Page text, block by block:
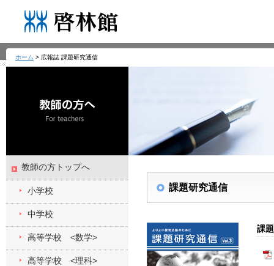
ホーム > 広報誌 課題研究通信
課題研究通信
課
教師の方トップへ
小学校
中学校
高等学校 <数学>
高等学校 <理科>